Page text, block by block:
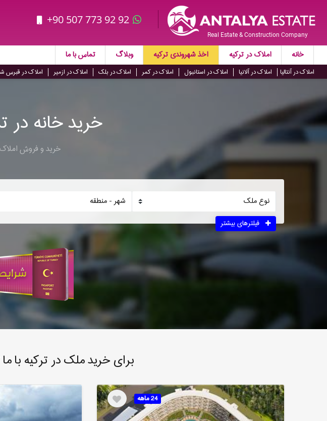
Real Estate & Construction Company
+90 507 773 92 92
خانه املاک در ترکیه اخذ شهروندی ترکیه وبلاگ تماس با ما
املاک در آنتالیا املاک در آلانیا املاک در استانبول املاک در کمر املاک در بلک املاک در ازمیر املاک در قبرس
خرید خانه در
خرید و فروش املاک در
فیلترهای بیشتر
برای خرید ملک در ترکیه با
24 ماهه